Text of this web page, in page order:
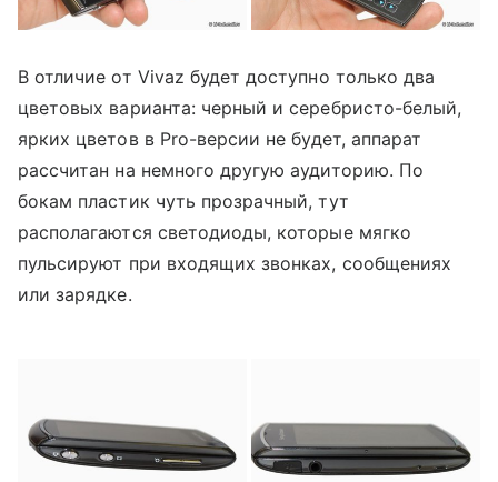
В отличие от Vivaz будет доступно только два
цветовых варианта: черный и серебристо-белый,
ярких цветов в Pro-версии не будет, аппарат
рассчитан на немного другую аудиторию. По
бокам пластик чуть прозрачный, тут
располагаются светодиоды, которые мягко
пульсируют при входящих звонках, сообщениях
или зарядке.